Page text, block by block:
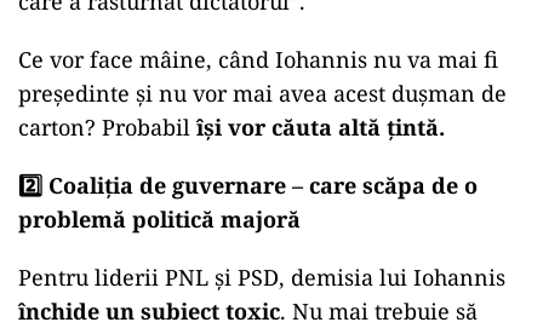
Ce vor face mâine, când Iohannis nu va mai fi
președinte și nu vor mai avea acest dușman de
carton? Probabil își vor căuta altă țintă.
2️⃣ Coaliția de guvernare – care scăpa de o
problemă politică majoră
Pentru liderii PNL și PSD, demisia lui Iohannis
închide un subiect toxic. Nu mai trebuie să